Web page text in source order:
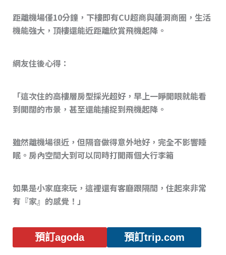
距離機場僅10分鐘，下樓即有CU超商與蓮洞商圈，生活
機能強大，頂樓還能近距離欣賞飛機起降。
網友住後心得：
「這次住的高樓層房型採光超好，早上一睜開眼就能看
到開闊的市景，甚至還能捕捉到飛機起降。
雖然離機場很近，但隔音做得意外地好，完全不影響睡
眠。房內空間大到可以同時打開兩個大行李箱
如果是小家庭來玩，這裡還有客廳跟隔間，住起來非常
有『家』的感覺！」
預訂agoda 預訂trip.com